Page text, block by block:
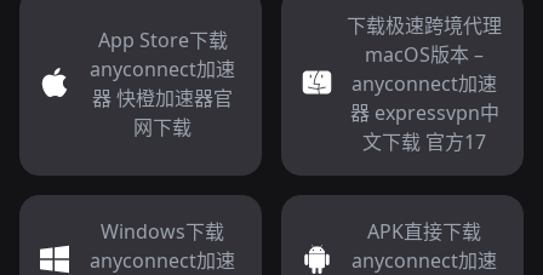
App Store下载
anyconnect加速
器 快橙加速器官
网下载
下载极速跨境代理
macOS版本 –
anyconnect加速
器 expressvpn中
文下载 官方17
Windows下载
anyconnect加速
APK直接下载
anyconnect加速